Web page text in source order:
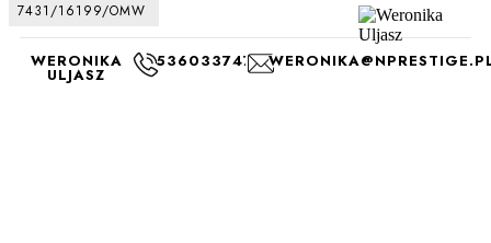
7431/16199/OMW
WERONIKA
ULJASZ
536033747